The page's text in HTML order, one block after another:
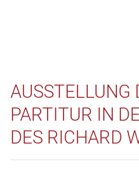
AUSSTELLUNG
PARTITUR IN
DES RICHARD